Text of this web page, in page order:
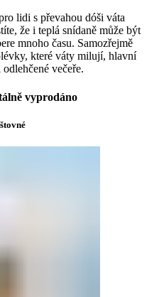
lidi s převahou dóši váta
že i teplá snídaně může být
mnoho času. Samozřejmě
které váty milují, hlavní
večeře.
vyprodáno